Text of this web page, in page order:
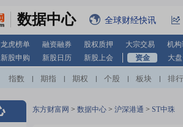
数据中心 全球财经快讯
龙虎榜单 融资融券 股权质押 大宗交易 机
新股申购 新股日历 新股上会 资金 大
指数 期指 期权 个股 板块 排行
东方财富网 > 数据中心 > 沪深港通 > ST中珠